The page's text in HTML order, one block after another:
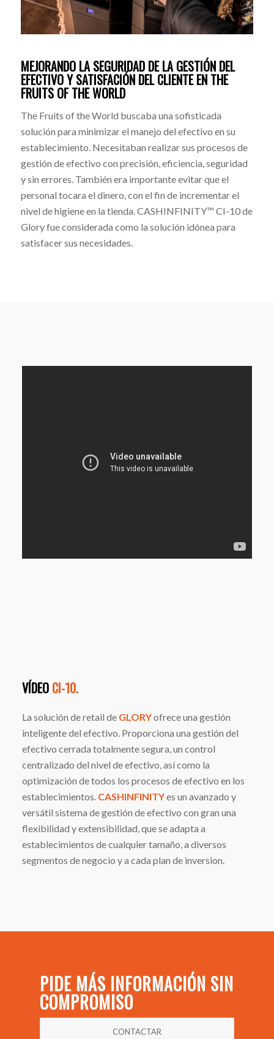
MEJORANDO LA SEGURIDAD DE LA GESTIÓN DEL
EFECTIVO Y SATISFACIÓN DEL CLIENTE EN THE
FRUITS OF THE WORLD
The Fruits of the World buscaba una sofisticada
solución para minimizar el manejo del efectivo en su
establecimiento. Necesitaban realizar sus procesos de
gestión de efectivo con precisión, eficiencia, seguridad
y sin errores. También era importante evitar que el
personal tocara el dinero, con el fin de incrementar el
nivel de higiene en la tienda. CASHINFINITY™ CI-10 de
Glory fue considerada como la solución idónea para
satisfacer sus necesidades.
VÍDEO CI-10.
La solución de retail de GLORYofrece una gestión
inteligente del efectivo. Proporciona una gestión del
efectivo cerrada totalmente segura, un control
centralizado del nivel de efectivo, así como la
optimización de todos los procesos de efectivo en los
establecimientos. CASHINFINITYes un avanzado y
versátil sistema de gestión de efectivo con gran una
flexibilidad y extensibilidad, que se adapta a
establecimientos de cualquier tamaño, a diversos
segmentos de negocio y a cada plan de inversion.
PIDE MÁS INFORMACIÓN SIN
COMPROMISO
CONTACTAR